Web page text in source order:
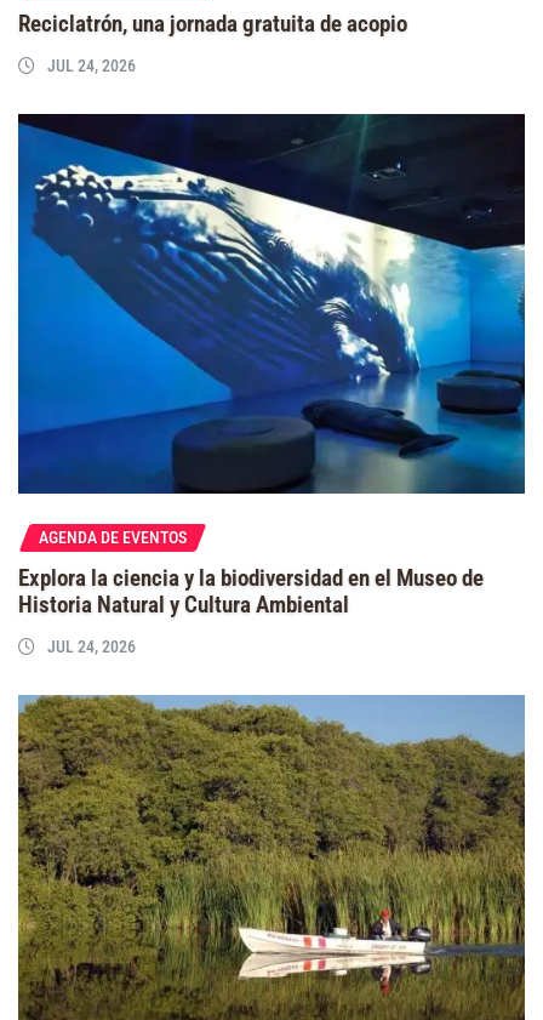
Reciclatrón, una jornada gratuita de acopio
JUL 24, 2026
AGENDA DE EVENTOS
Explora la ciencia y la biodiversidad en el Museo de
Historia Natural y Cultura Ambiental
JUL 24, 2026